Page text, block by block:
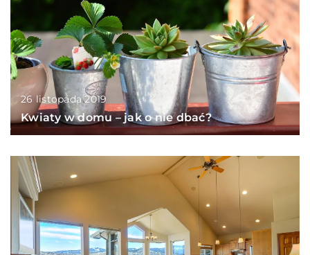
26 listopada 2019
Kwiaty w domu – jak o nie dbać?